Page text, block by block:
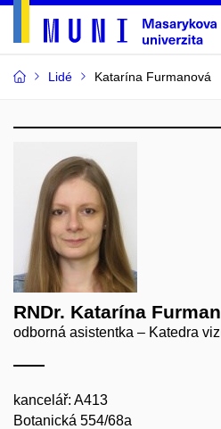
Lidé Katarína Furmanová
RNDr. Katarína
odborná asistentka – Katedra
kancelář: A413
Botanická 554/68a